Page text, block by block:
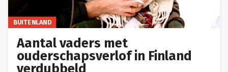
BUITENLAND
Aantal vaders met
ouderschapsverlof in Finland
verdubbeld